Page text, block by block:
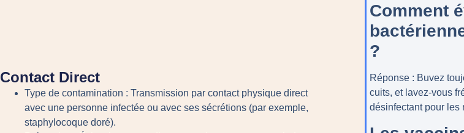
Contact Direct
Type de contamination : Transmission par contact physique direct
avec une personne infectée ou avec ses sécrétions (par exemple,
staphylocoque doré).
Comment
?
Réponse : Buvez
cuits, et lavez-vous
désinfectant pour les